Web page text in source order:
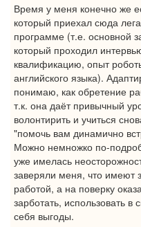
Время у меня конечно же
который приехал сюда
программе (т.е. основной
который проходил
квалификацию, опыт
английского языка).
понимаю, как обретение
т.к. она даёт привычный
волонтирить и учиться
"помочь вам динамично
Можно немножко по-
уже имелась
заверяли меня, что имеют
работой, а на поверку
зарботать, использовать в
себя выгоды.